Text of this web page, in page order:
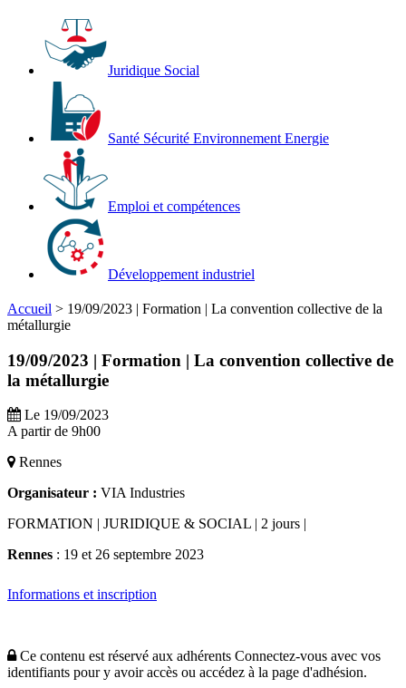
Juridique Social
Santé Sécurité Environnement Energie
Emploi et compétences
Développement industriel
Accueil > 19/09/2023 | Formation | La convention collective de la
métallurgie
19/09/2023 | Formation | La convention collective de
la métallurgie
Le 19/09/2023
A partir de 9h00
Rennes
Organisateur : VIA Industries
FORMATION | JURIDIQUE & SOCIAL | 2 jours |
Rennes : 19 et 26 septembre 2023
Informations et inscription
Ce contenu est réservé aux adhérents Connectez-vous avec vos
identifiants pour y avoir accès ou accédez à la page d'adhésion.